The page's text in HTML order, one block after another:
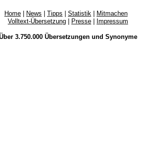
Home News Tipps Statistik
Mitmachen
Volltext-Übersetzung
Presse Impressum
3.750.000 Übersetzungenund Synonyme